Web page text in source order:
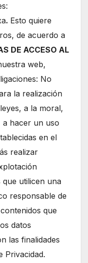
. Esto quiere
de acuerdo a
DE ACCESO AL
web,
No
la realización
a la moral,
a hacer un uso
en el
realizar
que utilicen una
responsable de
que
datos
las finalidades
Privacidad.